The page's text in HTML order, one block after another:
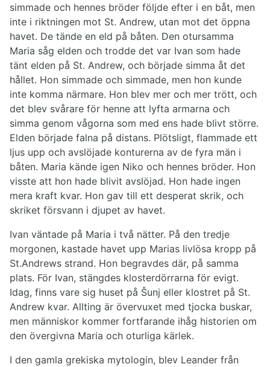
simmade och hennes bröder följde efter i en båt, men
inte i riktningen mot St. Andrew, utan mot det öppna
havet. De tände en eld på båten. Den otursamma
Maria såg elden och trodde det var Ivan som hade
tänt elden på St. Andrew, och började simma åt det
hållet. Hon simmade och simmade, men hon kunde
inte komma närmare. Hon blev mer och mer trött, och
det blev svårare för henne att lyfta armarna och
simma genom vågorna som med ens hade blivt större.
Elden började falna på distans. Plötsligt, flammade ett
ljus upp och avslöjade konturerna av de fyra män i
båten. Maria kände igen Niko och hennes bröder. Hon
visste att hon hade blivit avslöjad. Hon hade ingen
mera kraft kvar. Hon gav till ett desperat skrik, och
skriket försvann i djupet av havet.
Ivan väntade på Maria i två nätter. På den tredje
morgonen, kastade havet upp Marias livlösa kropp på
St.Andrews strand. Hon begravdes där, på samma
plats. För Ivan, stängdes klosterdörrarna för evigt.
Idag, finns vare sig huset på Šunj eller klostret på St.
Andrew kvar. Allting är övervuxet med tjocka buskar,
men människor kommer fortfarande ihåg historien om
den övergivna Maria och oturliga kärlek.
I den gamla grekiska mytologin, blev Leander från